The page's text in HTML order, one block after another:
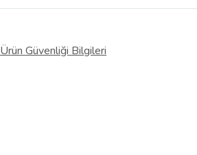
Ürün Güvenliği Bilgileri